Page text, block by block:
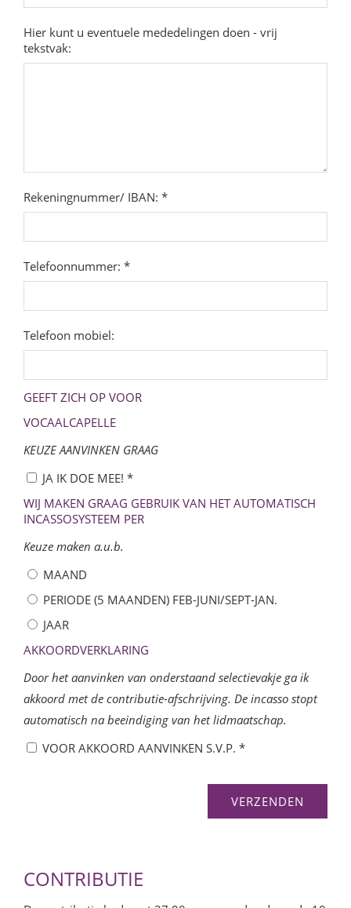
Hier kunt u eventuele mededelingen doen - vrij
tekstvak:
Rekeningnummer/ IBAN: *
Telefoonnummer: *
Telefoon mobiel:
GEEFT ZICH OP VOOR
VOCAALCAPELLE
KEUZE AANVINKEN GRAAG
JA IK DOE MEE! *
WIJ MAKEN GRAAG GEBRUIK VAN HET AUTOMATISCH
INCASSOSYSTEEM PER
Keuze maken a.u.b.
MAAND
PERIODE (5 MAANDEN) FEB-JUNI/SEPT-JAN.
JAAR
AKKOORDVERKLARING
Door het aanvinken van onderstaand selectievakje ga ik
akkoord met de contributie-afschrijving. De incasso stopt
automatisch na beeindiging van het lidmaatschap.
VOOR AKKOORD AANVINKEN S.V.P. *
CONTRIBUTIE